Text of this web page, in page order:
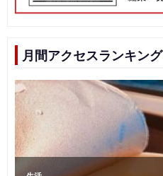
月間アクセスランキング